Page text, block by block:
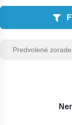
Zoradenie
Sort content